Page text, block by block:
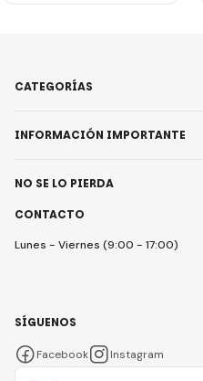
CONTACTO
Lunes - Viernes (9:00 - 17:00)
CATEGORÍAS
INFORMACIÓN IMPORTANTE
NO SE LO PIERDA
SÍGUENOS
Facebook Instagram